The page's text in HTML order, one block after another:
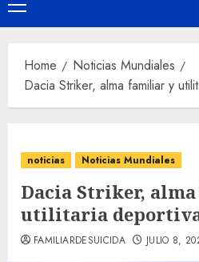
Home
Noticias Mundiales
Dacia Striker, alma familiar y
noticias Noticias Mundiales
Dacia Striker,
utilitaria
FAMILIARDESUICIDA JULIO 8,